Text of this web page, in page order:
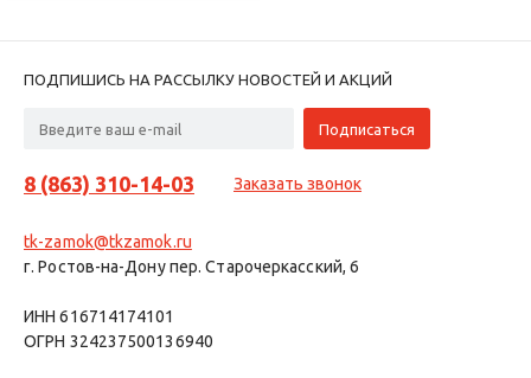
ПОДПИШИСЬ НА РАССЫЛКУ НОВОСТЕЙ И АКЦИЙ
8 (863) 310-14-03 Заказать звонок
tk-zamok@tkzamok.ru
г. Ростов-на-Дону пер. Старочеркасский, 6
ИНН 616714174101
ОГРН 324237500136940